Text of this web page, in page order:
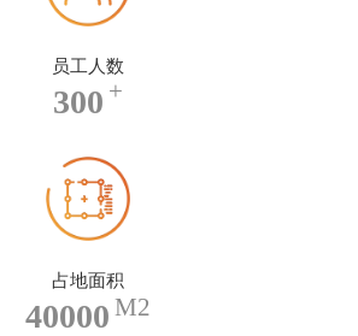
员工人数
300 +
占地面积
40000 M2